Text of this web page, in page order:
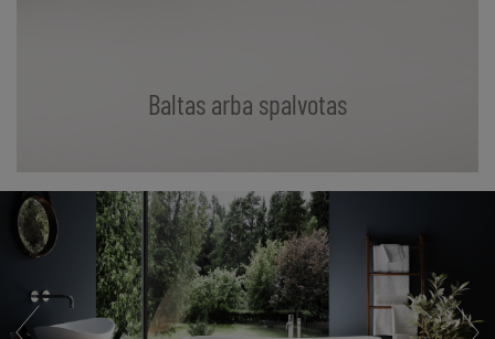
Baltas arba spalvotas